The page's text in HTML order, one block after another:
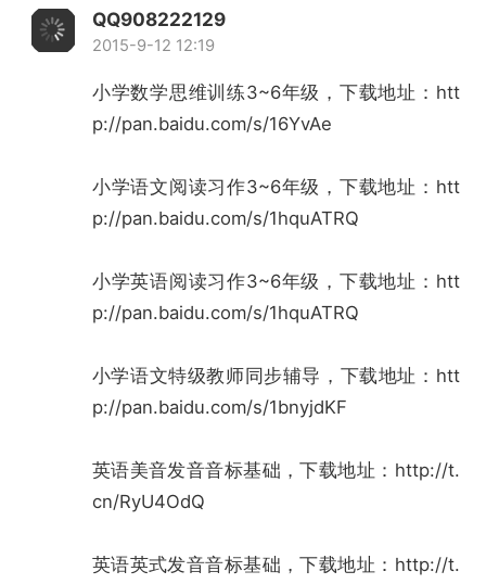
QQ908222129
2015-9-12 12:19
小学数学思维训练3~6年级，下载地址： htt
p://pan.baidu.com/s/16YvAe
小学语文阅读习作3~6年级，下载地址： htt
p://pan.baidu.com/s/1hquATRQ
小学英语阅读习作3~6年级，下载地址： htt
p://pan.baidu.com/s/1hquATRQ
小学语文特级教师同步辅导，下载地址： htt
p://pan.baidu.com/s/1bnyjdKF
英语美音发音音标基础，下载地址： http://t.
cn/RyU4OdQ
英语英式发音音标基础，下载地址： http://t.